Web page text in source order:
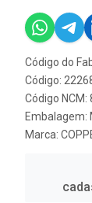
Código do
Código:
Código NCM:
Embalagem:
Marca: